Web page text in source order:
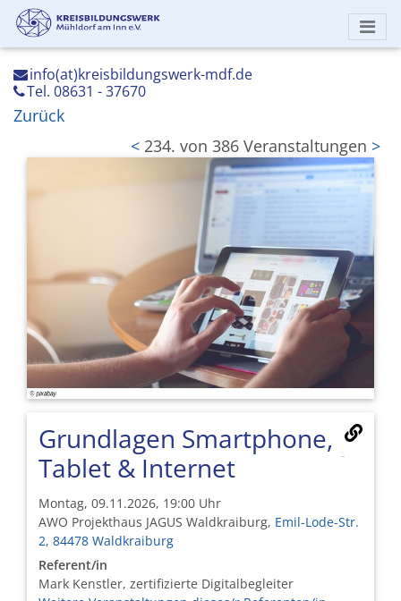
info(at)kreisbildungswerk-mdf.de
Tel. 08631 - 37670
Zurück
< 234. von 386 Veranstaltungen >
Grundlagen Smartphone,
Tablet & Internet
Montag, 09.11.2026, 19:00 Uhr
AWO Projekthaus JAGUS Waldkraiburg, Emil-Lode-Str.
2, 84478 Waldkraiburg
Referent/in
Mark Kenstler, zertifizierte Digitalbegleiter